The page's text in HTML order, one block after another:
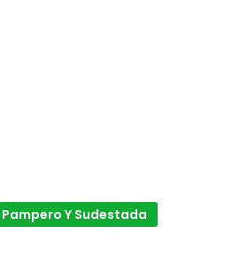
Y Sudestada